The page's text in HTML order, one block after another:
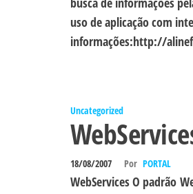
uso de aplicação com
informações:http://
Uncategorized
18/08/2007 Por PORTAL
WebServices O padrão